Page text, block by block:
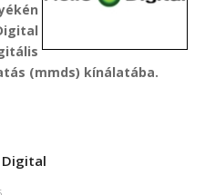
(mmds) kínálatába.